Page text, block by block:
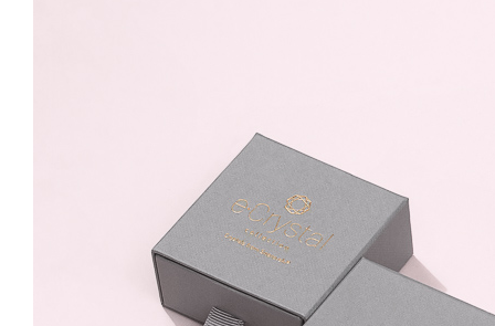
rodiu reglabil - Simplu